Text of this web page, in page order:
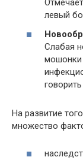
левый
Слабая
мошонки
На развитие
множество